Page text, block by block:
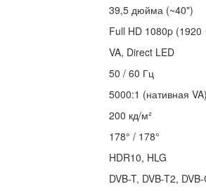
39,5 дюйма (~40")
Full HD 1080p (1920
VA, Direct LED
50 / 60 Гц
5000:1 (нативная
200 кд/м²
178° / 178°
HDR10, HLG
DVB-T, DVB-T2,